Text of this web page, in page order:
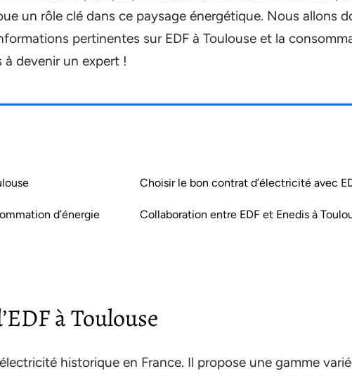
un rôle clé dans ce paysage énergétique. Nous allons
pertinentes sur EDF à Toulouse et la
à devenir un expert !
d’énergie
Choisir le bon contrat d’électricité avec
Collaboration entre EDF et Enedis à
à Toulouse
historique en France. Il propose une gamme